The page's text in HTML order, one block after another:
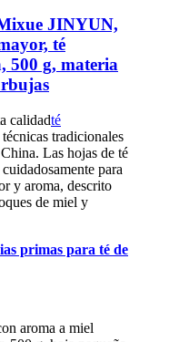
JINYUN,
té
500 g, materia
calidadté
tradicionales
Las hojas de té
para
y aroma, descrito
de miel y
primas para té de